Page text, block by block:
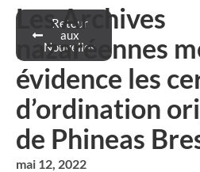
Retour
aux
Nouvelles
Les Archives
nazaréennes
évidence les
d’ordination
de Phineas
mai 12, 2022